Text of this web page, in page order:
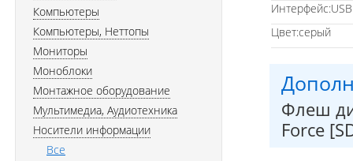
Цвет:серый
Флеш
Force
Компьютеры
Компьютеры, Неттопы
Мониторы
Моноблоки
Монтажное оборудование
Мультимедиа, Аудиотехника
Носители информации
Все